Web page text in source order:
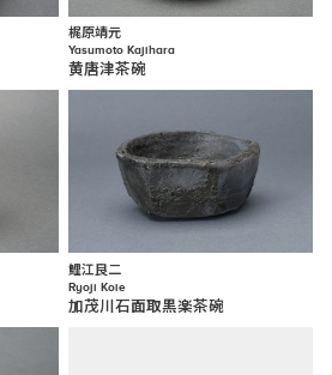
梶原靖元
Yasumoto Kajihara
黄唐津茶碗
鯉江良二
Ryoji Koie
加茂川石面取黒楽茶碗